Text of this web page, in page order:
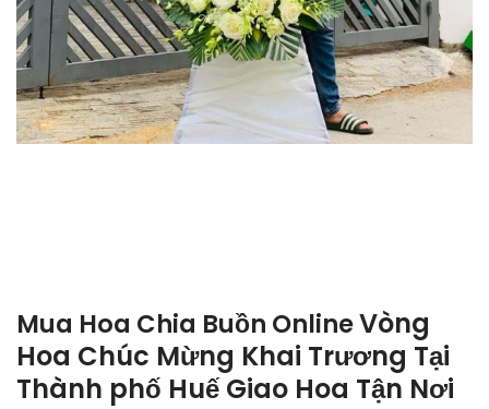
Mua Hoa Chia Buồn OnlineVòng
Hoa Chúc Mừng Khai Trương Tại
Thành phố Huế Giao Hoa Tận Nơi